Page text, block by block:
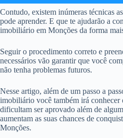
Contudo, existem inúmeras técnicas
pode aprender. E que te ajudarão a
imobiliário em Monções da forma
Seguir o procedimento correto e
necessários vão garantir que você
não tenha problemas futuros.
Nesse artigo, além de um passo a
imobiliário você também irá conhecer
dificultam ser aprovado além de
aumentam as suas chances de
Monções.